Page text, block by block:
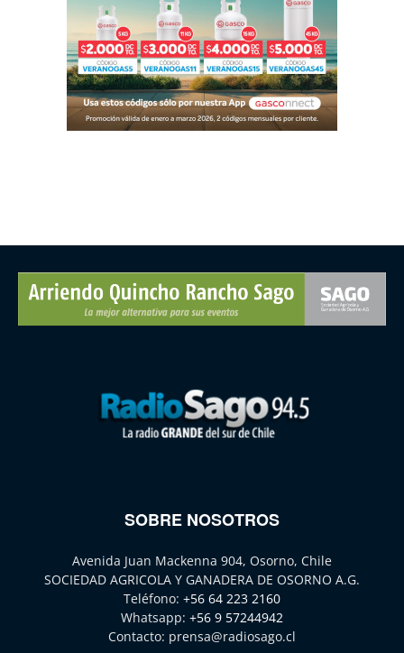
SOBRE NOSOTROS
Avenida Juan Mackenna 904, Osorno, Chile
SOCIEDAD AGRICOLA Y GANADERA DE OSORNO A.G.
Teléfono: +56 64 223 2160
Whatsapp: +56 9 57244942
Contacto: prensa@radiosago.cl